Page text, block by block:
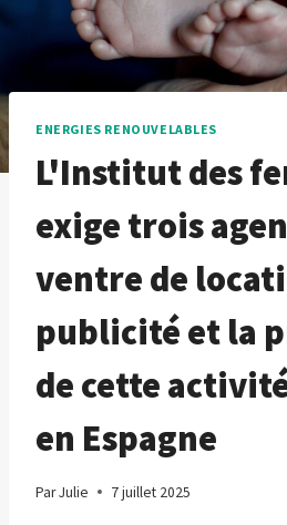
ENERGIES RENOUVELABLES
L'Institut des
exige trois
ventre de
publicité et la
de cette
en Espagne
ParJulie 7 juillet 2025